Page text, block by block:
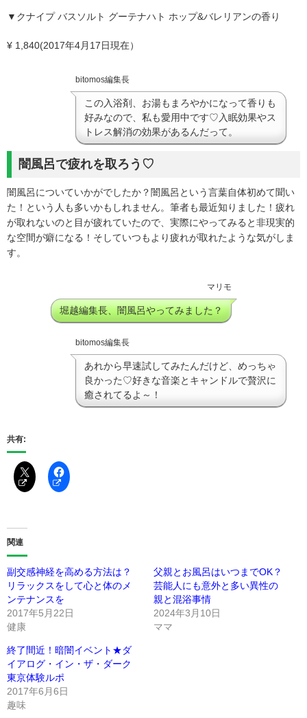
▼クナイプ バスソルト グーテナハト ホップ&バレリアンの香り
¥ 1,840(2017年4月17日現在）
bitomos編集長
この入浴剤、お湯もまろやかになって香りも
好みなので、私も愛用中です♡入眠効果やス
トレス解消の効果があるんだって。
闇風呂で疲れを取ろう♡
闇風呂についていかがでしたか？闇風呂という言葉自体初めて聞い
た！という人も多いかもしれません。筆者も最近知りました！疲れ
が取れないのと目が疲れていたので、実際にやってみると非現実的
な空間が癖になる！そしていつもより疲れが取れたような気がしま
す。
マリモ
堀越編集長、闇風呂やってみました？
bitomos編集長
あれから早速試してみたんだけど、めっちゃ
良かった♡好きな音楽とキャンドルで贅沢に
癒されてるよ～！
共有:
関連
副交感神経を高める方法は？
リラックスをして心と体のメ
ンテナンスを
2017年5月22日
健康
父親とお風呂はいつまでOK？
芸能人にも意外と多い異性の
親と混浴事情
2024年3月10日
ママ
終了間近！暗闇イベント★ダ
イアログ・イン・ザ・ダーク
東京体験ルポ
2017年6月6日
趣味